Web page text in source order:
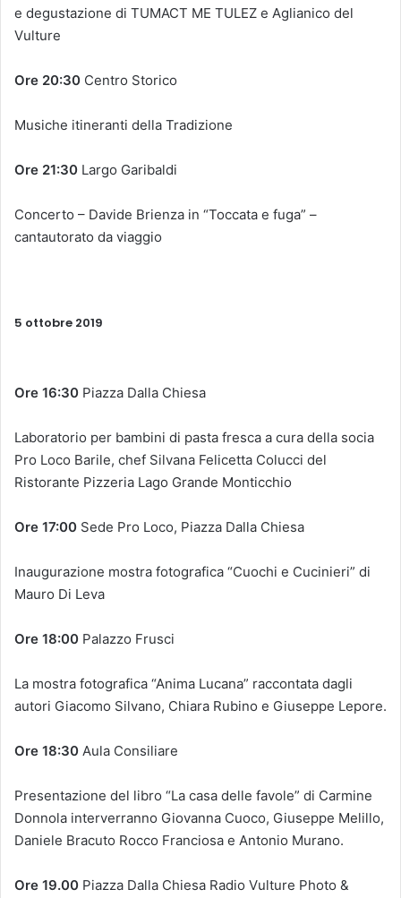
e degustazione di TUMACT ME TULEZ e Aglianico del
Vulture
Ore 20:30 Centro Storico
Musiche itineranti della Tradizione
Ore 21:30 Largo Garibaldi
Concerto – Davide Brienza in “Toccata e fuga” –
cantautorato da viaggio
5 ottobre 2019
Ore 16:30 Piazza Dalla Chiesa
Laboratorio per bambini di pasta fresca a cura della socia
Pro Loco Barile, chef Silvana Felicetta Colucci del
Ristorante Pizzeria Lago Grande Monticchio
Ore 17:00 Sede Pro Loco, Piazza Dalla Chiesa
Inaugurazione mostra fotografica “Cuochi e Cucinieri” di
Mauro Di Leva
Ore 18:00 Palazzo Frusci
La mostra fotografica “Anima Lucana” raccontata dagli
autori Giacomo Silvano, Chiara Rubino e Giuseppe Lepore.
Ore 18:30 Aula Consiliare
Presentazione del libro “La casa delle favole” di Carmine
Donnola interverranno Giovanna Cuoco, Giuseppe Melillo,
Daniele Bracuto Rocco Franciosa e Antonio Murano.
Ore 19.00 Piazza Dalla Chiesa Radio Vulture Photo &